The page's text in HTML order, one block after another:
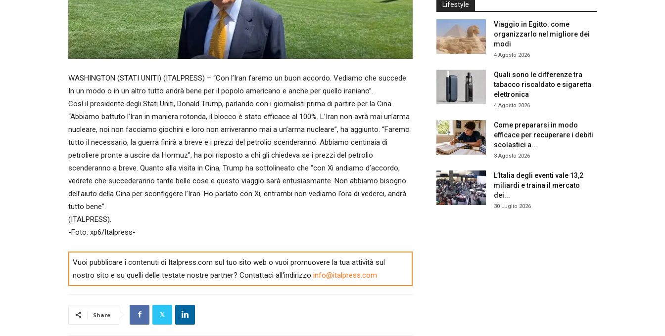
WASHINGTON (STATI UNITI) (ITALPRESS) – “Con l’Iran faremo un buon accordo. Vediamo che succede.
In un modo o in un altro tutto andrà bene per il popolo americano e anche per quello iraniano”.
Così il presidente degli Stati Uniti, Donald Trump, parlando con i giornalisti prima di partire per la Cina.
“Abbiamo battuto l’Iran in maniera rotonda, il blocco è stato efficace al 100%. L’Iran non avrà mai un’arma
nucleare, noi non facciamo giochini e loro non arriveranno mai a un’arma nucleare”, ha aggiunto. “Faremo
tutto il necessario, la guerra finirà a breve e i prezzi del petrolio scenderanno. Abbiamo centinaia di
petroliere pronte a uscire da Hormuz”, ha poi risposto a chi gli chiedeva se i prezzi del petrolio
scenderanno a breve. Quanto alla visita in Cina, Trump ha sottolineato che “con Xi andiamo d’accordo,
vedrete che succederanno tante belle cose e questo viaggio sarà entusiasmante. Non abbiamo bisogno
dell’aiuto della Cina per sconfiggere l’Iran. Ho parlato con Xi, entrambi non vediamo l’ora di vederci, andrà
tutto bene”.
(ITALPRESS).
-Foto: xp6/Italpress-
Vuoi pubblicare i contenuti di Italpress.com sul tuo sito web o vuoi promuovere la tua attività sul
nostro sito e su quelli delle testate nostre partner? Contattaci all'indirizzo info@italpress.com
Share
Lifestyle
Viaggio in Egitto: come
organizzarlo nel migliore dei
modi
4 Agosto 2026
Quali sono le differenze tra
tabacco riscaldato e sigaretta
elettronica
4 Agosto 2026
Come prepararsi in modo
efficace per recuperare i debiti
scolastici a...
3 Agosto 2026
L’Italia degli eventi vale 13,2
miliardi e traina il mercato
dei...
30 Luglio 2026